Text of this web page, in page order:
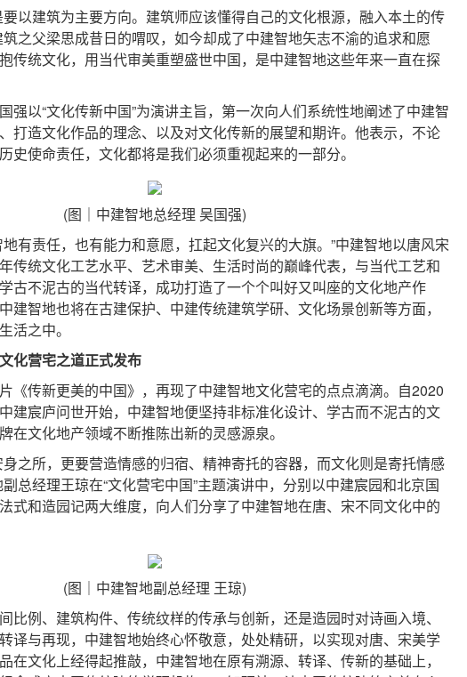
建筑为主要方向。建筑师应该懂得自己的文化根源，融入本土的传
之父梁思成昔日的喟叹，如今却成了中建智地矢志不渝的追求和愿
传统文化，用当代审美重塑盛世中国，是中建智地这些年来一直在探
以“文化传新中国”为演讲主旨，第一次向人们系统性地阐述了中建智
打造文化作品的理念、以及对文化传新的展望和期许。他表示，不论
史使命责任，文化都将是我们必须重视起来的一部分。
(图｜中建智地总经理 吴国强)
责任，也有能力和意愿，扛起文化复兴的大旗。”中建智地以唐风宋
传统文化工艺水平、艺术审美、生活时尚的巅峰代表，与当代工艺和
古不泥古的当代转译，成功打造了一个个叫好又叫座的文化地产作
建智地也将在古建保护、中建传统建筑学研、文化场景创新等方面，
活之中。
化营宅之道正式发布
传新更美的中国》，再现了中建智地文化营宅的点点滴滴。自2020
建宸庐问世开始，中建智地便坚持非标准化设计、学古而不泥古的文
在文化地产领域不断推陈出新的灵感源泉。
所，更要营造情感的归宿、精神寄托的容器，而文化则是寄托情感
总经理王琼在“文化营宅中国”主题演讲中，分别以中建宸园和北京国
式和造园记两大维度，向人们分享了中建智地在唐、宋不同文化中的
(图｜中建智地副总经理 王琼)
例、建筑构件、传统纹样的传承与创新，还是造园时对诗画入境、
译与再现，中建智地始终心怀敬意，处处精研，以实现对唐、宋美学
在文化上经得起推敲，中建智地在原有溯源、转译、传新的基础上，